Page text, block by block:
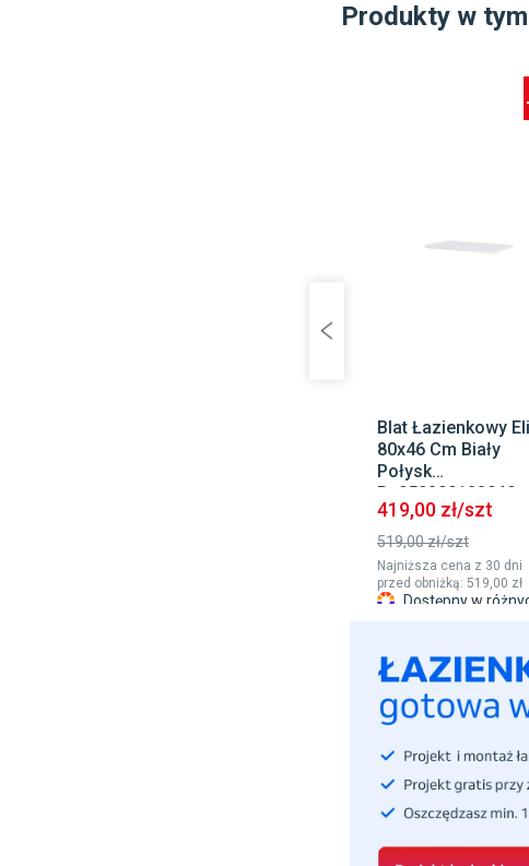
Produkty w
Blat Łazienkowy
80x46 Cm Biały
Połysk
Re050800128060
419,00 zł/szt
519,00 zł/szt
Najniższa cena z 30 dni
przed obniżką: 519,00 zł
Dostępny w
Produkt ze